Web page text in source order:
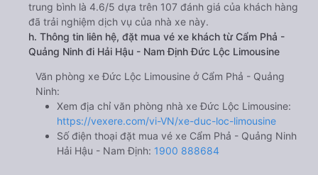
trung bình là 4.6/5 dựa trên 107 đánh giá của khách hàng
đã trải nghiệm dịch vụ của nhà xe này.
h. Thông tin liên hệ, đặt mua vé xe khách từ Cẩm Phả -
Quảng Ninh đi Hải Hậu - Nam Định Đức Lộc Limousine
Văn phòng xe Đức Lộc Limousine ở Cẩm Phả - Quảng
Ninh:
Xem địa chỉ văn phòng nhà xe Đức Lộc Limousine:
https://vexere.com/vi-VN/xe-duc-loc-limousine
Số điện thoại đặt mua vé xe Cẩm Phả - Quảng Ninh
Hải Hậu - Nam Định: 1900 888684